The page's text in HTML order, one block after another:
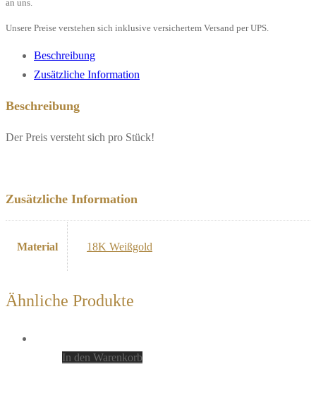
750/-
Weißgold**
an uns.
Unsere Preise verstehen sich inklusive versichertem Versand per UPS.
Beschreibung
Zusätzliche Information
Beschreibung
Der Preis versteht sich pro Stück!
Zusätzliche Information
Material 18K Weißgold
Ähnliche Produkte
In den Warenkorb